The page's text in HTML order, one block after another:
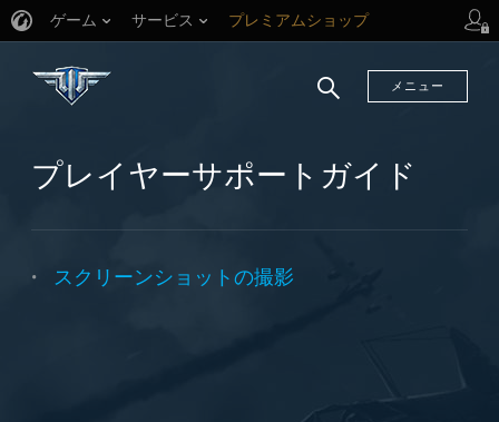
ゲーム サービス プレミアムショップ
メニュー
プレイヤーサポートガイド
スクリーンショットの撮影